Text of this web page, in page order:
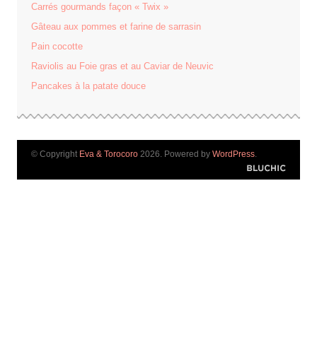
Carrés gourmands façon « Twix »
Gâteau aux pommes et farine de sarrasin
Pain cocotte
Raviolis au Foie gras et au Caviar de Neuvic
Pancakes à la patate douce
© Copyright Eva & Torocoro 2026. Powered by WordPress.